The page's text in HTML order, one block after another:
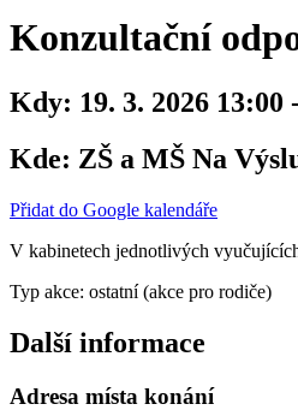
Konzultační
Kdy: 19. 3. 2026 13:00
Kde: ZŠ a MŠ Na
Přidat do Google kalendáře
V kabinetech jednotlivých
Typ akce: ostatní (akce pro rodiče)
Další informace
Adresa místa konání